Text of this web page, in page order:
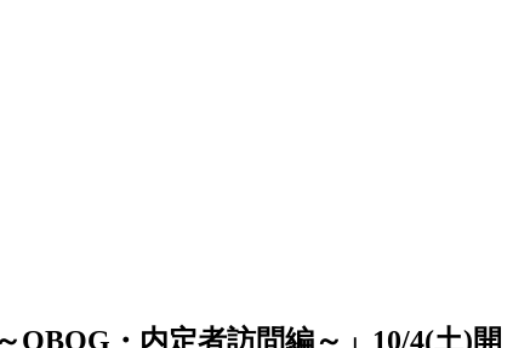
OBOG・内定者訪問編～」10/4(土)開